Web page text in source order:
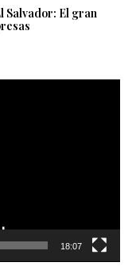
El gran
18:07